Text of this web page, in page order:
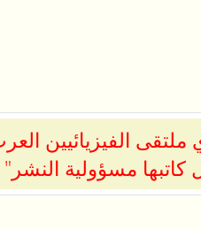
الفيزيائيين
مسؤولية النشر"